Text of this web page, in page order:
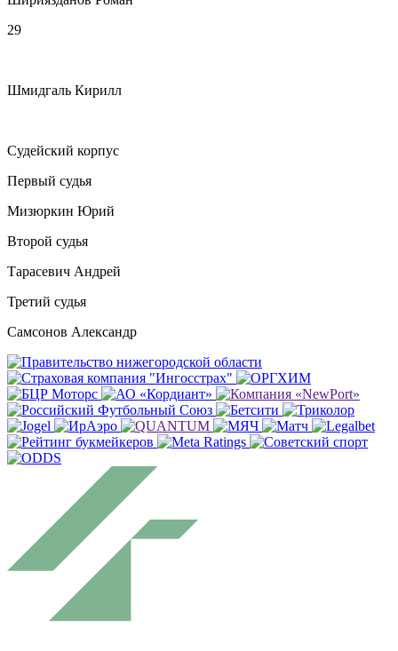
29
Шмидгаль Кирилл
Судейский корпус
Первый судья
Мизюркин Юрий
Второй судья
Тарасевич Андрей
Третий судья
Самсонов Александр